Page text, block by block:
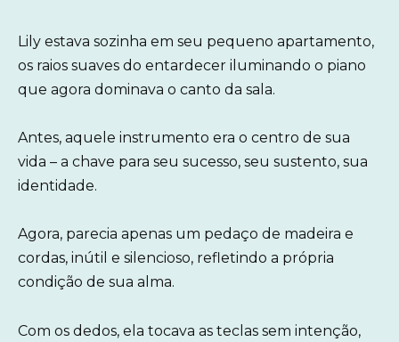
Lily estava sozinha em seu pequeno apartamento,
os raios suaves do entardecer iluminando o piano
que agora dominava o canto da sala.
Antes, aquele instrumento era o centro de sua
vida – a chave para seu sucesso, seu sustento, sua
identidade.
Agora, parecia apenas um pedaço de madeira e
cordas, inútil e silencioso, refletindo a própria
condição de sua alma.
Com os dedos, ela tocava as teclas sem intenção,